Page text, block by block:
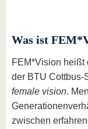
Was ist
FEM*Vision heißt
der BTU Cottbus-
female vision.
zwischen